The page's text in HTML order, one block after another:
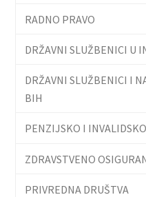
RADNO PRAVO
DRŽAVNI SLUŽBENICI U
DRŽAVNI SLUŽBENICI I
BIH
PENZIJSKO I
ZDRAVSTVENO
PRIVREDNA DRUŠTVA